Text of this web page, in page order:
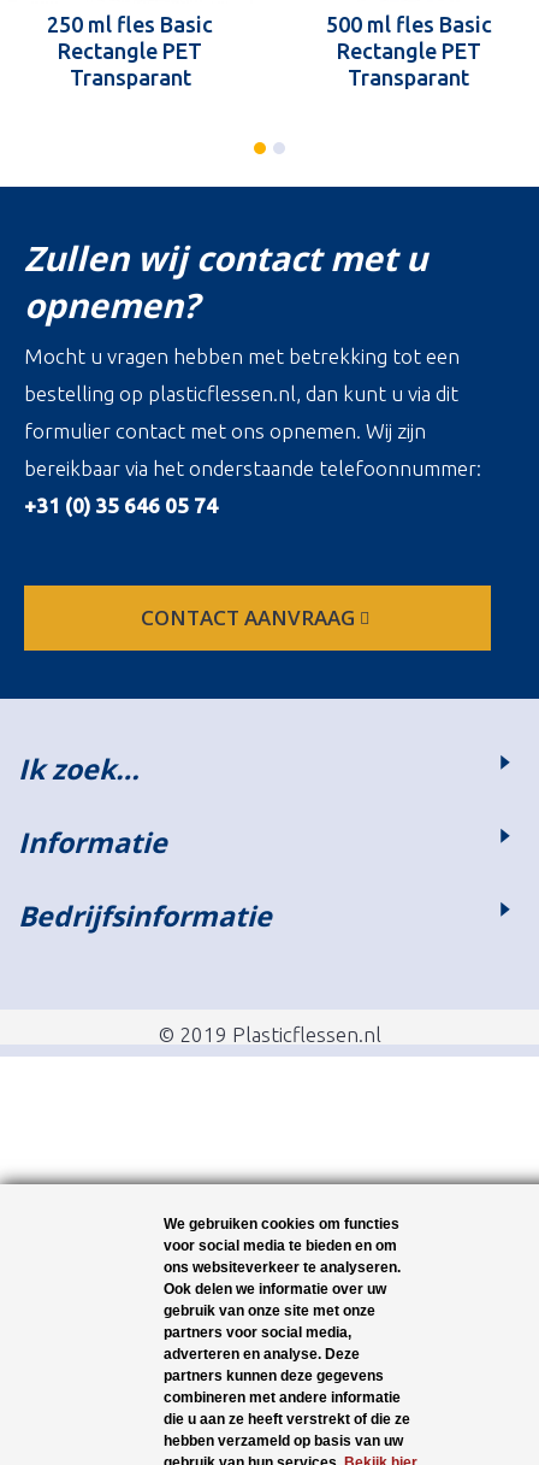
250 ml fles Basic
Rectangle PET
Transparant
500 ml fles Basic
Rectangle PET
Transparant
Zullen wij contact met u
opnemen?
Mocht u vragen hebben met betrekking tot een
bestelling op plasticflessen.nl, dan kunt u via dit
formulier contact met ons opnemen. Wij zijn
bereikbaar via het onderstaande telefoonnummer:
+31 (0) 35 646 05 74
CONTACT AANVRAAG
Ik zoek…
Informatie
Bedrijfsinformatie
© 2019 Plasticflessen.nl
We gebruiken cookies om functies
voor social media te bieden en om
ons websiteverkeer te analyseren.
Ook delen we informatie over uw
gebruik van onze site met onze
partners voor social media,
adverteren en analyse. Deze
partners kunnen deze gegevens
combineren met andere informatie
die u aan ze heeft verstrekt of die ze
hebben verzameld op basis van uw